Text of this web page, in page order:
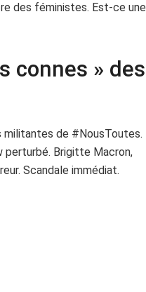
des féministes. Est-ce une
connes » des
militantes de #NousToutes.
perturbé. Brigitte Macron,
Scandale immédiat.